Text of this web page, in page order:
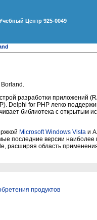
Центр 925-0049
разработки приложений
Delphi for PHP легко
библиотека с открытым
Microsoft Windows Vista и
последние версии
расширяя область
продуктов